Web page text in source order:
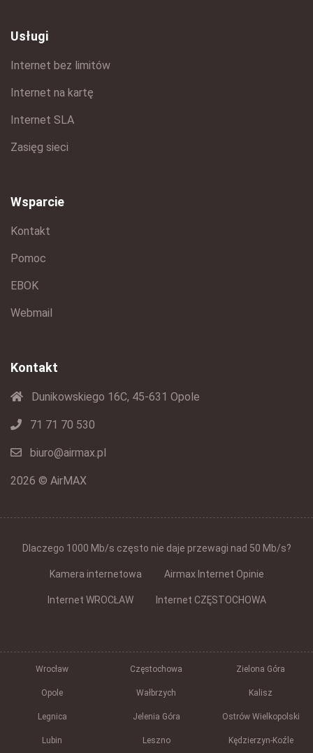
Usługi
Internet bez limitów
Internet na kartę
Internet SLA
Zasięg sieci
Wsparcie
Kontakt
Pomoc
EBOK
Webmail
Kontakt
Dunikowskiego 16C, 45-631 Opole
71 71 70 530
biuro@airmax.pl
2026 © AirMAX
Dlaczego 1000 Mb/s często nie daje przewagi nad 50 Mb/s?
Kamera internetowa Airmax Internet Opinie
Internet WROCŁAW Internet CZĘSTOCHOWA
Wrocław Częstochowa Zielona Góra
Opole Wałbrzych Kalisz
Legnica Jelenia Góra Ostrów Wielkopolski
Lubin Leszno Kędzierzyn-Koźle